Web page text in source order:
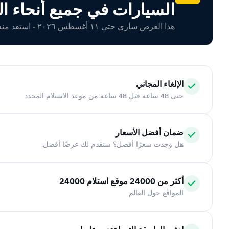
السيارات في جميع أنحاء
هذا العرض ساري حتى ١١ أغسطس ٢٠٢٦ - استفد منه اليوم!
الإلغاء المجاني
حتى 48 ساعة قبل 48 ساعة من موعد الاستلام المحدد
ضمان أفضل الأسعار
هل وجدت سعرًا أفضل؟ سنقدم لك عرضًا أفضل.
أكثر من 24000 موقع استلام 24000
المواقع حول العالم